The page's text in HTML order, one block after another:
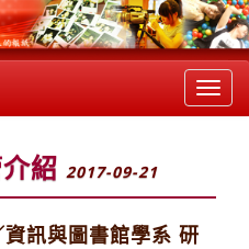
紹 2017-09-21
訊與圖書館學系 研